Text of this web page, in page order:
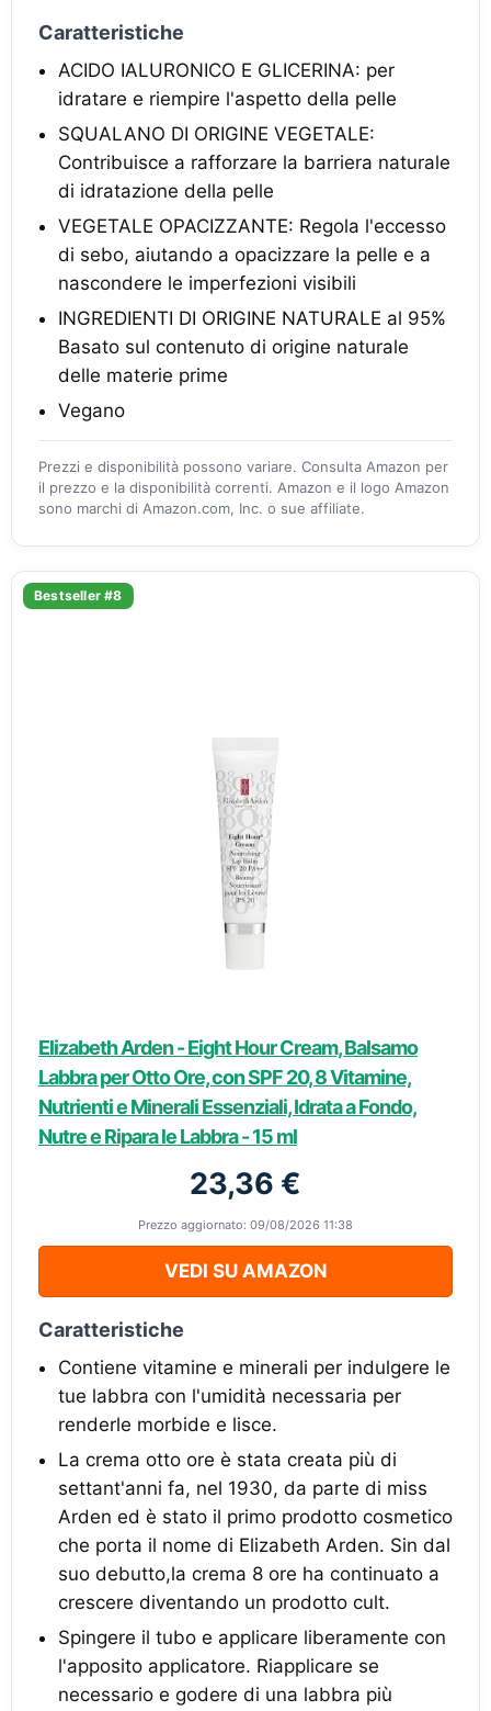
Caratteristiche
ACIDO IALURONICO E GLICERINA: per
idratare e riempire l'aspetto della pelle
SQUALANO DI ORIGINE VEGETALE:
Contribuisce a rafforzare la barriera naturale
di idratazione della pelle
VEGETALE OPACIZZANTE: Regola l'eccesso
di sebo, aiutando a opacizzare la pelle e a
nascondere le imperfezioni visibili
INGREDIENTI DI ORIGINE NATURALE al 95%
Basato sul contenuto di origine naturale
delle materie prime
Vegano
Prezzi e disponibilità possono variare. Consulta Amazon per
il prezzo e la disponibilità correnti. Amazon e il logo Amazon
sono marchi di Amazon.com, Inc. o sue affiliate.
Bestseller #8
Elizabeth Arden - Eight Hour Cream, Balsamo
Labbra per Otto Ore, con SPF 20, 8 Vitamine,
Nutrienti e Minerali Essenziali, Idrata a Fondo,
Nutre e Ripara le Labbra - 15 ml
23,36 €
Prezzo aggiornato: 09/08/2026 11:38
VEDI SU AMAZON
Caratteristiche
Contiene vitamine e minerali per indulgere le
tue labbra con l'umidità necessaria per
renderle morbide e lisce.
La crema otto ore è stata creata più di
settant'anni fa, nel 1930, da parte di miss
Arden ed è stato il primo prodotto cosmetico
che porta il nome di Elizabeth Arden. Sin dal
suo debutto,la crema 8 ore ha continuato a
crescere diventando un prodotto cult.
Spingere il tubo e applicare liberamente con
l'apposito applicatore. Riapplicare se
necessario e godere di una labbra più